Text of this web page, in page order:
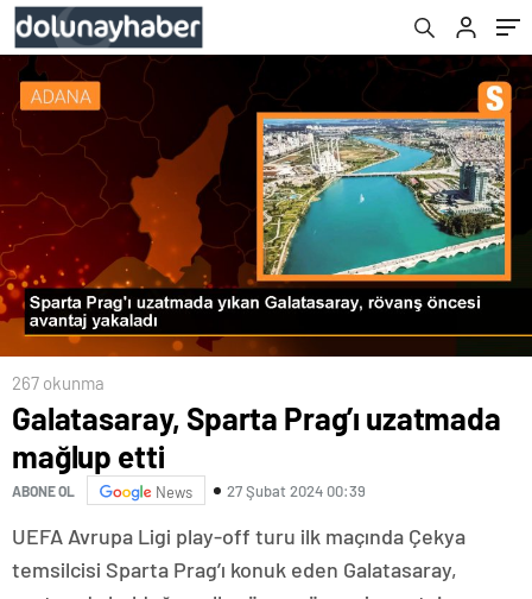
267 okunma
Galatasaray, Sparta Prag’ı uzatmada
mağlup etti
ABONE OL News 27 Şubat 2024 00:39
UEFA Avrupa Ligi play-off turu ilk maçında Çekya
temsilcisi Sparta Prag’ı konuk eden Galatasaray,